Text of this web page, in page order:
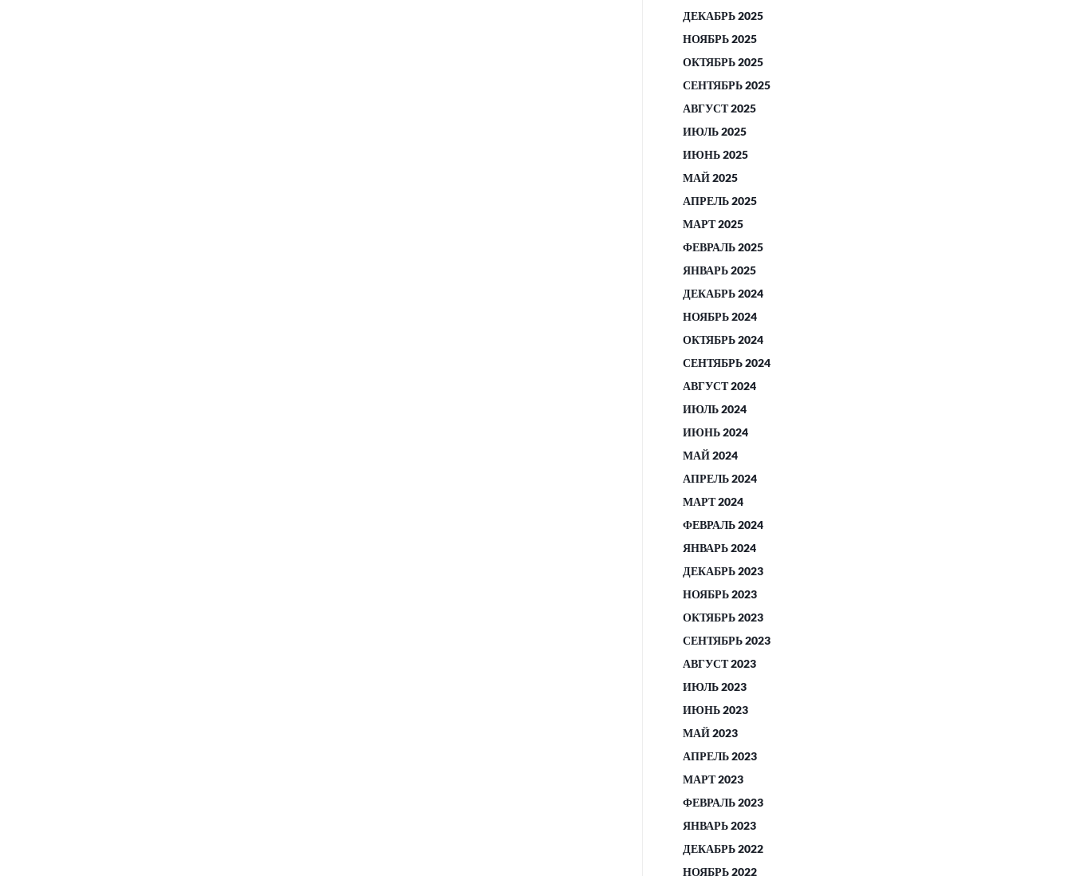
ДЕКАБРЬ 2025
НОЯБРЬ 2025
ОКТЯБРЬ 2025
СЕНТЯБРЬ 2025
АВГУСТ 2025
ИЮЛЬ 2025
ИЮНЬ 2025
МАЙ 2025
АПРЕЛЬ 2025
МАРТ 2025
ФЕВРАЛЬ 2025
ЯНВАРЬ 2025
ДЕКАБРЬ 2024
НОЯБРЬ 2024
ОКТЯБРЬ 2024
СЕНТЯБРЬ 2024
АВГУСТ 2024
ИЮЛЬ 2024
ИЮНЬ 2024
МАЙ 2024
АПРЕЛЬ 2024
МАРТ 2024
ФЕВРАЛЬ 2024
ЯНВАРЬ 2024
ДЕКАБРЬ 2023
НОЯБРЬ 2023
ОКТЯБРЬ 2023
СЕНТЯБРЬ 2023
АВГУСТ 2023
ИЮЛЬ 2023
ИЮНЬ 2023
МАЙ 2023
АПРЕЛЬ 2023
МАРТ 2023
ФЕВРАЛЬ 2023
ЯНВАРЬ 2023
ДЕКАБРЬ 2022
НОЯБРЬ 2022